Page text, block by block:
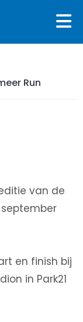
Run
van de
en finish bij
in Park21